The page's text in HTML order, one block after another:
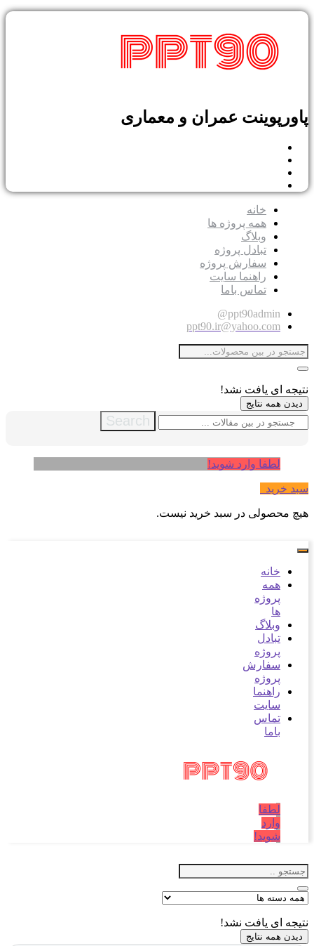
پاورپوینت عمران و معماری
خانه
همه پروژه ها
وبلاگ
تبادل پروژه
سفارش پروژه
راهنما سایت
تماس باما
ppt90admin@
ppt90.ir@yahoo.com
نتیجه ای یافت نشد!
دیدن همه نتایج
Search
لطفا وارد شوید!
سبد خرید
هیچ محصولی در سبد خرید نیست.
خانه
همه
پروژه
ها
وبلاگ
تبادل
پروژه
سفارش
پروژه
راهنما
سایت
تماس
باما
لطفا
وارد
شوید!
نتیجه ای یافت نشد!
دیدن همه نتایج